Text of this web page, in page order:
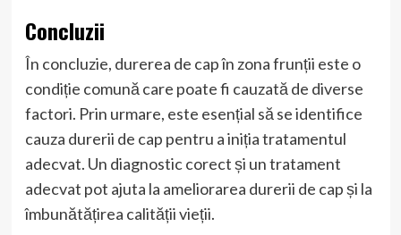
Concluzii
În concluzie, durerea de cap în zona frunții este o
condiție comună care poate fi cauzată de diverse
factori. Prin urmare, este esențial să se identifice
cauza durerii de cap pentru a iniția tratamentul
adecvat. Un diagnostic corect și un tratament
adecvat pot ajuta la ameliorarea durerii de cap și la
îmbunătățirea calității vieții.